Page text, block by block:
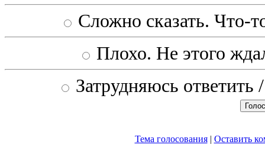
Сложно сказать. Что-
Плохо. Не этого
Затрудняюсь
Тема голосования| Оставить